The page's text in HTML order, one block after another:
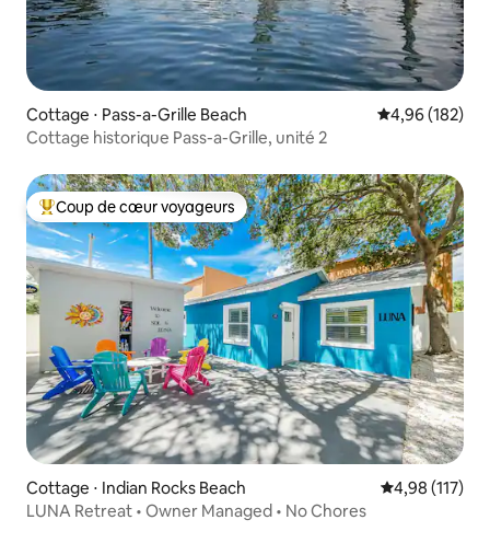
Cottage ⋅ Pass-a-Grille Beach Évaluation
4,96 (182)
Cottage historique Pass-a-Grille, unité 2
Coups de cœur voyageurs les plus appréciés
Coup de cœur voyageurs
Cottage ⋅ Indian Rocks Beach Évaluation
4,98 (117)
LUNA Retreat • Owner Managed • No Chores